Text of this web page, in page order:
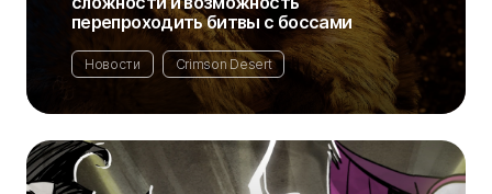
перепроходить битвы с боссами
Новости Crimson Desert